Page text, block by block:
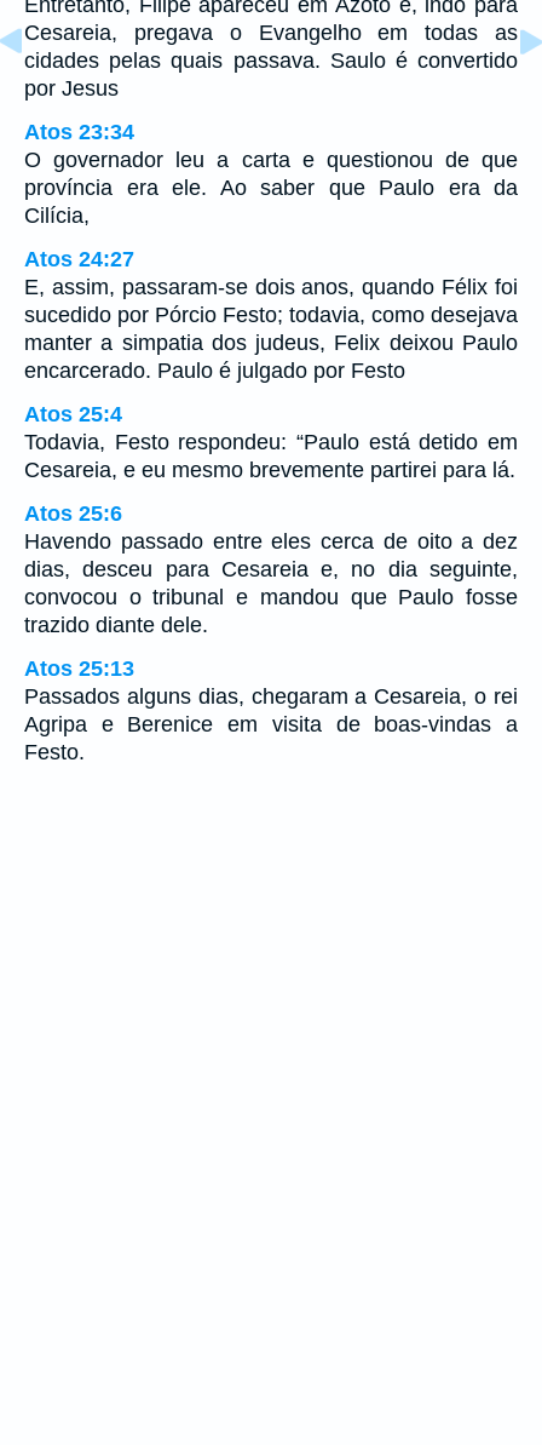
Entretanto, Filipe apareceu em Azoto e, indo para
Cesareia, pregava o Evangelho em todas as
cidades pelas quais passava. Saulo é convertido
por Jesus
Atos 23:34
O governador leu a carta e questionou de que
província era ele. Ao saber que Paulo era da
Cilícia,
Atos 24:27
E, assim, passaram-se dois anos, quando Félix foi
sucedido por Pórcio Festo; todavia, como desejava
manter a simpatia dos judeus, Felix deixou Paulo
encarcerado. Paulo é julgado por Festo
Atos 25:4
Todavia, Festo respondeu: “Paulo está detido em
Cesareia, e eu mesmo brevemente partirei para lá.
Atos 25:6
Havendo passado entre eles cerca de oito a dez
dias, desceu para Cesareia e, no dia seguinte,
convocou o tribunal e mandou que Paulo fosse
trazido diante dele.
Atos 25:13
Passados alguns dias, chegaram a Cesareia, o rei
Agripa e Berenice em visita de boas-vindas a
Festo.